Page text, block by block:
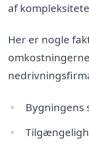
af
Her er nogle
Bygningens